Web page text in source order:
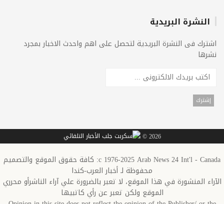
النشرة البريدية
اشترك فى النشرة البريدية لتحصل على اهم واحدث الاخبار بمجرد
نشرها
2026 ©
c 1976-2025 Arab News 24 Int'l - Canada: كافة حقوق الموقع والتصميم
محفوظة لـ أخبار العرب-كندا
الآراء المنشورة في هذا الموقع، لا تعبر بالضرورة علي آراء الناشرأو محرري
الموقع ولكن تعبر عن رأي كاتبيها